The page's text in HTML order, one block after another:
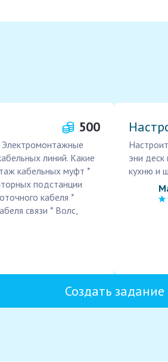
500
линий. Какие
кабельных муфт *
подстанции
кабеля *
связи * Волс,
эни деск
кухню и
Создать задание